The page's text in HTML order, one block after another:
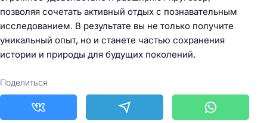
позволяя сочетать активный отдых с познавательным
исследованием. В результате вы не только получите
уникальный опыт, но и станете частью сохранения
истории и природы для будущих поколений.
Поделиться